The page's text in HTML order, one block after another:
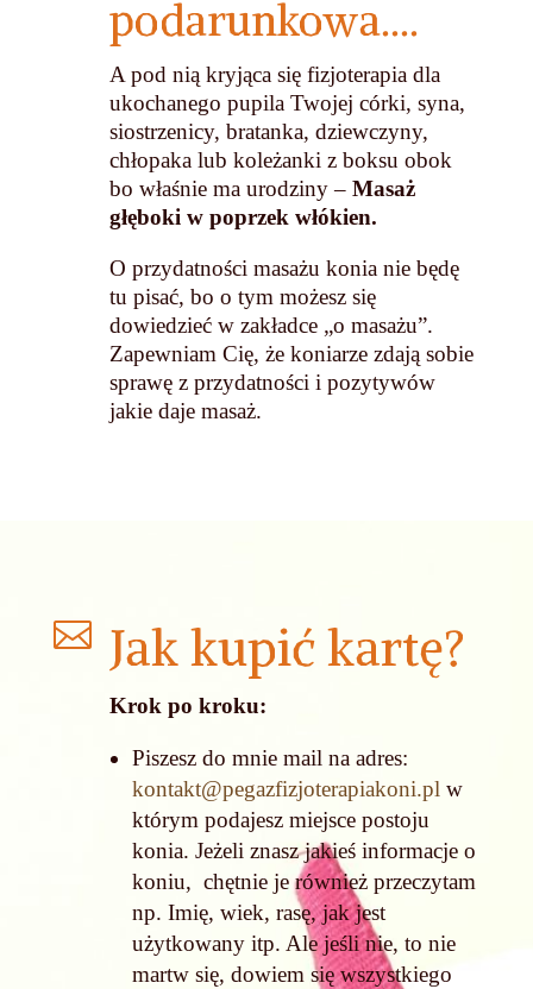
podarunkowa....
A pod nią kryjąca się fizjoterapia dla
ukochanego pupila Twojej córki, syna,
siostrzenicy, bratanka, dziewczyny,
chłopaka lub koleżanki z boksu obok
bo właśnie ma urodziny – Masaż
głęboki w poprzek włókien.
O przydatności masażu konia nie będę
tu pisać, bo o tym możesz się
dowiedzieć w zakładce „o masażu”.
Zapewniam Cię, że koniarze zdają sobie
sprawę z przydatności i pozytywów
jakie daje masaż.
 Jak kupić kartę?
Krok po kroku:
Piszesz do mnie mail na adres:
kontakt@pegazfizjoterapiakoni.pl w
którym podajesz miejsce postoju
konia. Jeżeli znasz jakieś informacje o
koniu, chętnie je również przeczytam
np. Imię, wiek, rasę, jak jest
użytkowany itp. Ale jeśli nie, to nie
martw się, dowiem się wszystkiego